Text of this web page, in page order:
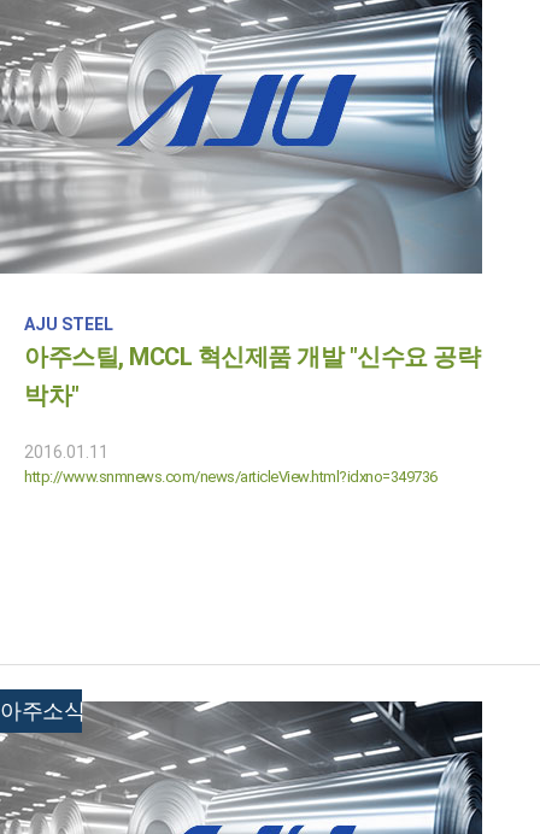
AJU STEEL
아주스틸, MCCL 혁신제품 개발 "신수요 공략
박차"
2016.01.11
http://www.snmnews.com/news/articleView.html?idxno=349736
아주소식